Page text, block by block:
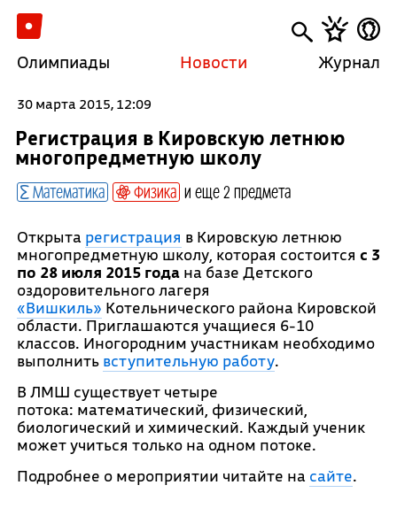
Олимпиады Новости Журнал
30 марта 2015, 12:09
Регистрация в Кировскую летнюю
многопредметную школу
Математика Физика и еще 2 предмета
Открыта регистрация в Кировскую летнюю
многопредметную школу, которая состоится с 3
по 28 июля 2015 годана базе Детского
оздоровительного лагеря
«Вишкиль» Котельнического района Кировской
области. Приглашаются учащиеся 6-10
классов. Иногородним участникам необходимо
выполнить вступительную работу.
В ЛМШ существует четыре
потока: математический, физический,
биологический и химический. Каждый ученик
может учиться только на одном потоке.
Подробнее о мероприятии читайте на сайте.